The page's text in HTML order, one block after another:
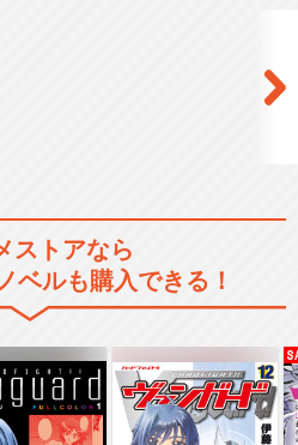
ストアなら
ベルも購入できる！